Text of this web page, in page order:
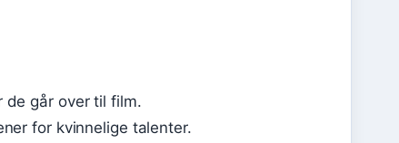
de går over til film.
for kvinnelige talenter.